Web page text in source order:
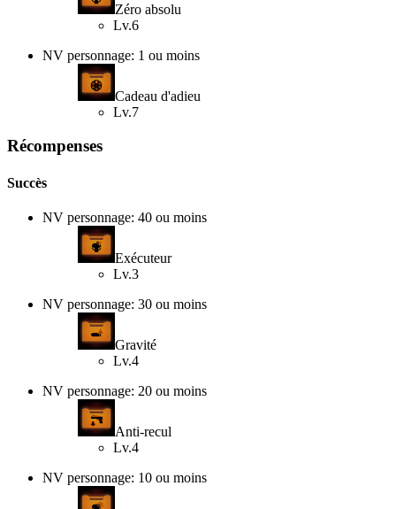
Zéro absolu
Lv.6
NV personnage: 1 ou moins
Cadeau d'adieu
Lv.7
Récompenses
Succès
NV personnage: 40 ou moins
Exécuteur
Lv.3
NV personnage: 30 ou moins
Gravité
Lv.4
NV personnage: 20 ou moins
Anti-recul
Lv.4
NV personnage: 10 ou moins